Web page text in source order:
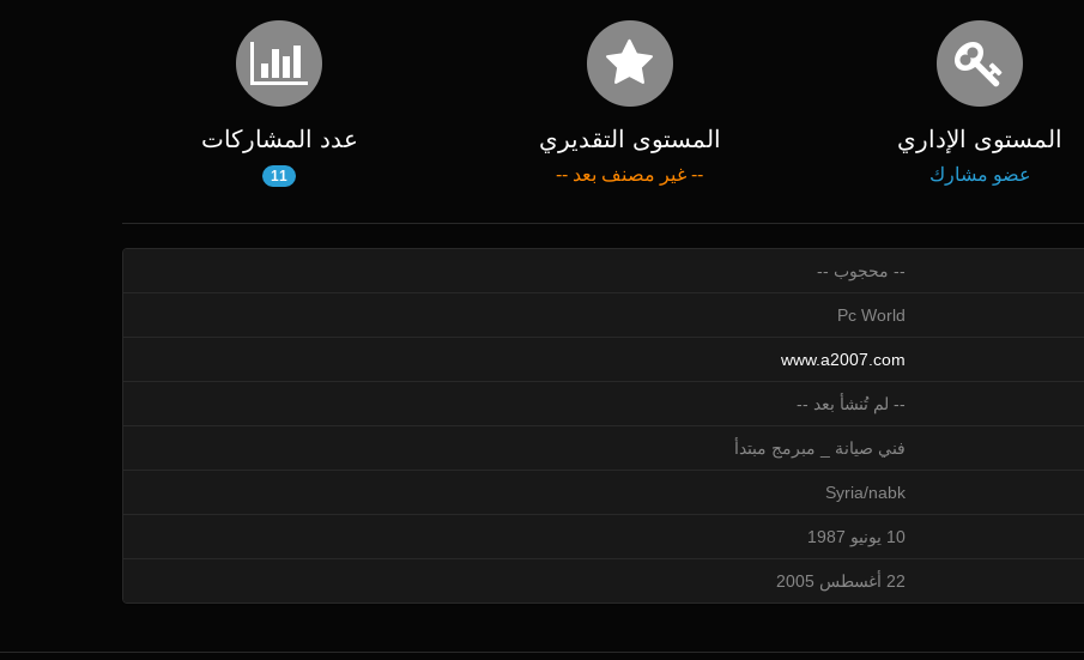
المستوى الإداري
عضو مشارك
المستوى التقديري
-- غير مصنف بعد --
عدد المشاركات
11
-- محجوب --
Pc World
www.a2007.com
-- لم تُنشأ بعد --
فني صيانة _ مبرمج مبتدأ
Syria/nabk
10 يونيو 1987
22 أغسطس 2005